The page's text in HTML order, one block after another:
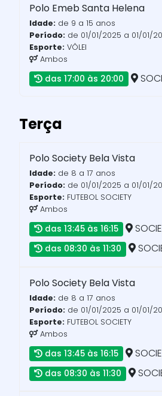
Polo Emeb Santa Helena
Idade: de 9 a 15 anos
Período: de 01/01/2025 a 01/01/
Esporte: VÔLEI
Ambos
das 17:00 às 20:00
Terça
Polo Society Bela Vista
Idade: de 8 a 17 anos
Período: de 01/01/2025 a 01/01/
Esporte: FUTEBOL SOCIETY
Ambos
das 13:45 às 16:15
das 08:30 às 11:30
Polo Society Bela Vista
Idade: de 8 a 17 anos
Período: de 01/01/2025 a 01/01/
Esporte: FUTEBOL SOCIETY
Ambos
das 13:45 às 16:15
das 08:30 às 11:30